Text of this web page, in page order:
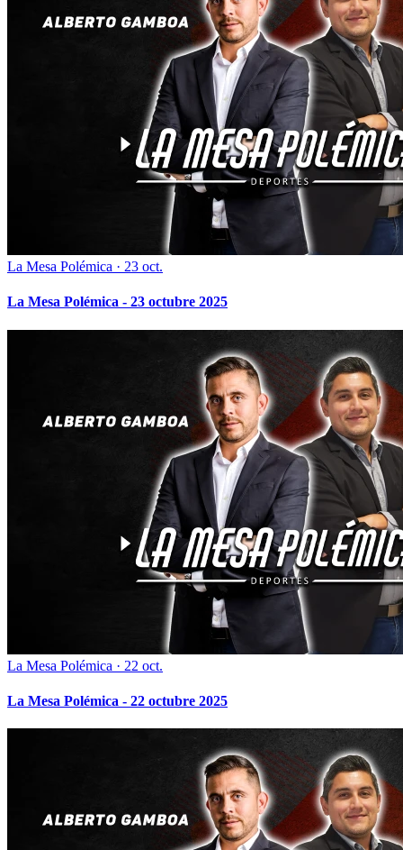
La Mesa Polémica · 23 oct.
La Mesa Polémica - 23 octubre 2025
La Mesa Polémica · 22 oct.
La Mesa Polémica - 22 octubre 2025